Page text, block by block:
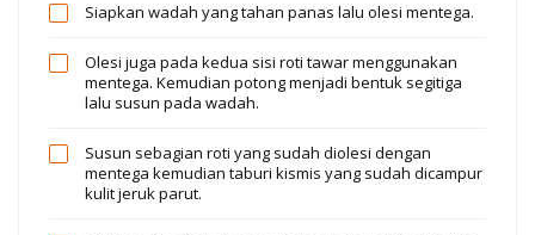
Siapkan wadah yang tahan panas lalu olesi mentega.
Olesi juga pada kedua sisi roti tawar menggunakan
mentega. Kemudian potong menjadi bentuk segitiga
lalu susun pada wadah.
Susun sebagian roti yang sudah diolesi dengan
mentega kemudian taburi kismis yang sudah dicampur
kulit jeruk parut.